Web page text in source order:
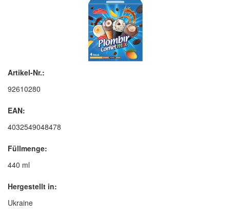
Artikel-Nr.:
92610280
EAN:
4032549048478
Füllmenge:
440 ml
Hergestellt in:
Ukraine